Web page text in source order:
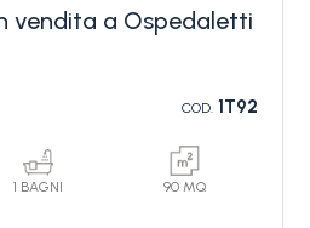
vista sul mare.
vendita a Ospedaletti
COD.1T92
1 BAGNI 90 MQ